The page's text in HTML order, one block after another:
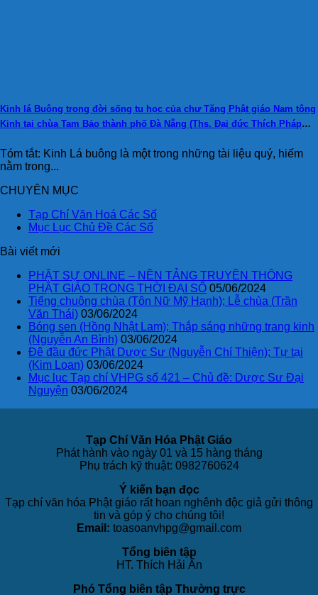
Kinh lá Buông trong đời sống tu học của chư Tăng Phật giáo Nam tông
Kinh tại chùa Tam Bảo thành phố Đà Nẵng (Ths. Đại đức Thích Pháp
Tóm tắt: Kinh Lá buông là một trong những tài liệu quý, hiếm
nằm trong...
CHUYÊN MỤC
Tạp Chí Văn Hoá Các Số
Mục Lục Chủ Đề Các Số
Bài viết mới
PHẬT SỰ ONLINE – NỀN TẢNG TRUYỀN THÔNG
PHẬT GIÁO TRONG THỜI ĐẠI SỐ 05/06/2024
Tiếng chuông chùa (Tôn Nữ Mỹ Hạnh); Lễ chùa (Trần
Văn Thái) 03/06/2024
Bóng sen (Hồng Nhật Lam); Thắp sáng những trang kinh
(Nguyễn An Bình) 03/06/2024
Đê đầu đức Phật Dược Sư (Nguyễn Chí Thiện); Tự tại
(Kim Loan) 03/06/2024
Mục lục Tạp chí VHPG số 421 – Chủ đề: Dược Sư Đại
Nguyện 03/06/2024
Tạp Chí Văn Hóa Phật Giáo
Phát hành vào ngày 01 và 15 hàng tháng
Phụ trách kỹ thuật: 0982760624
Ý kiến bạn đọc
Tạp chí văn hóa Phật giáo rất hoan nghênh độc giả gửi thông
tin và góp ý cho chúng tôi!
Email: toasoanvhpg@gmail.com
Tổng biên tập
HT. Thích Hải Ấn
Phó Tổng biên tập Thường trực